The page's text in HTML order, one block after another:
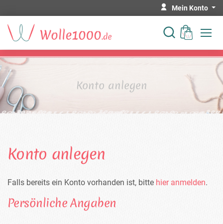
Mein Konto
Konto anlegen
Konto anlegen
Falls bereits ein Konto vorhanden ist, bitte hier anmelden.
Persönliche Angaben